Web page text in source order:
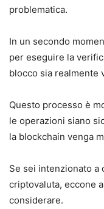
problematica.
In un secondo
per eseguire la
blocco sia realmente
Questo processo è
le operazioni siano
la blockchain venga
Se sei intenzionato a
criptovaluta, eccone
considerare.